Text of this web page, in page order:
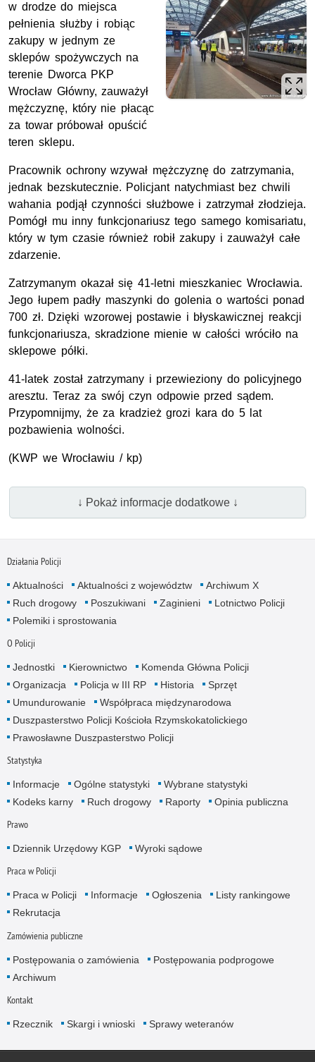
w drodze do miejsca
pełnienia służby i robiąc
zakupy w jednym ze
sklepów spożywczych na
terenie Dworca PKP
Wrocław Główny, zauważył
mężczyznę, który nie płacąc
za towar próbował opuścić
teren sklepu.
Pracownik ochrony wzywał mężczyznę do zatrzymania,
jednak bezskutecznie. Policjant natychmiast bez chwili
wahania podjął czynności służbowe i zatrzymał złodzieja.
Pomógł mu inny funkcjonariusz tego samego komisariatu,
który w tym czasie również robił zakupy i zauważył całe
zdarzenie.
Zatrzymanym okazał się 41-letni mieszkaniec Wrocławia.
Jego łupem padły maszynki do golenia o wartości ponad
700 zł. Dzięki wzorowej postawie i błyskawicznej reakcji
funkcjonariusza, skradzione mienie w całości wróciło na
sklepowe półki.
41-latek został zatrzymany i przewieziony do policyjnego
aresztu. Teraz za swój czyn odpowie przed sądem.
Przypomnijmy, że za kradzież grozi kara do 5 lat
pozbawienia wolności.
(KWP we Wrocławiu / kp)
↓ Pokaż informacje dodatkowe ↓
Działania Policji
Aktualności Aktualności z województw
Archiwum X
Ruch drogowy
Poszukiwani Zaginieni
Lotnictwo Policji
Polemiki i sprostowania
O Policji
Jednostki Kierownictwo
Komenda Główna Policji
Organizacja
Policja w III RP Historia
Sprzęt
Umundurowanie
Współpraca międzynarodowa
Duszpasterstwo Policji Kościoła Rzymskokatolickiego
Prawosławne Duszpasterstwo Policji
Statystyka
Informacje Ogólne statystyki
Wybrane statystyki
Kodeks karny
Ruch drogowy Raporty Opinia publiczna
Prawo
Dziennik Urzędowy KGP Wyroki sądowe
Praca w Policji
Praca w Policji Informacje Ogłoszenia
Listy rankingowe
Rekrutacja
Zamówienia publiczne
Postępowania o zamówienia
Postępowania podprogowe
Archiwum
Kontakt
Rzecznik Skargi i wnioski Sprawy weteranów